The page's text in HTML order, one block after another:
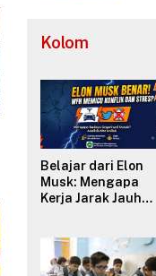
Kolom
Belajar dari Elon
Musk: Mengapa
Kerja Jarak Jauh
Merusak Budaya
Organisasi?